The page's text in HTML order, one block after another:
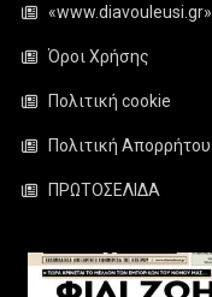
«www.diavouleusi.gr»
Όροι Χρήσης
Πολιτική cookie
Πολιτική Απορρήτου
ΠΡΩΤΟΣΕΛΙΔΑ